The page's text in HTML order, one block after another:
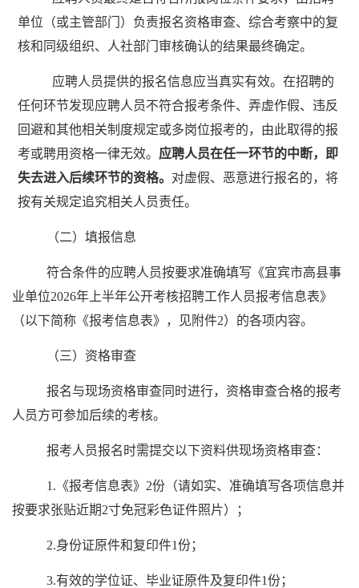
单位（或主管部门）负责报名资格审查、综合考察中的复
核和同级组织、人社部门审核确认的结果最终确定。
应聘人员提供的报名信息应当真实有效。在招聘的
任何环节发现应聘人员不符合报考条件、弄虚作假、违反
回避和其他相关制度规定或多岗位报考的，由此取得的报
考或聘用资格一律无效。 应聘人员在任一环节的中断，即
失去进入后续环节的资格。 对虚假、恶意进行报名的，将
按有关规定追究相关人员责任。
（二）填报信息
符合条件的应聘人员按要求准确填写《宜宾市高县事
业单位2026年上半年公开考核招聘工作人员报考信息表》
（以下简称《报考信息表》，见附件2）的各项内容。
（三）资格审查
报名与现场资格审查同时进行，资格审查合格的报考
人员方可参加后续的考核。
报考人员报名时需提交以下资料供现场资格审查：
1.《报考信息表》2份（请如实、准确填写各项信息并
按要求张贴近期2寸免冠彩色证件照片）；
2.身份证原件和复印件1份；
3.有效的学位证、毕业证原件及复印件1份；